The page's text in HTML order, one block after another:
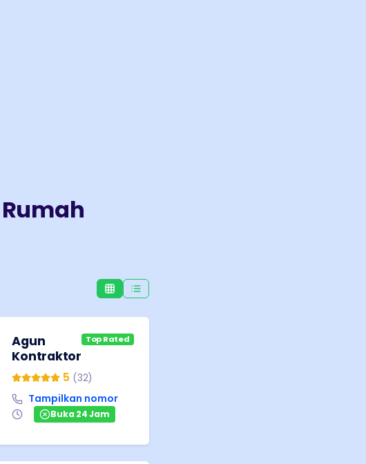
Agun
Kontraktor
Top Rated
5 (32)
Tampilkan nomor
Buka 24 Jam